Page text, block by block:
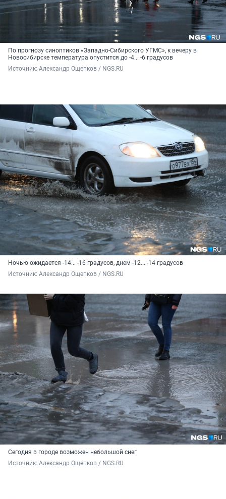
По прогнозу синоптиков «Западно-Сибирского УГМС», к вечеру в
Новосибирске температура опустится до -4... -6 градусов
Источник: Александр Ощепков / NGS.RU
Ночью ожидается -14... -16 градусов, днем -12... -14 градусов
Источник: Александр Ощепков / NGS.RU
Сегодня в городе возможен небольшой снег
Источник: Александр Ощепков / NGS.RU